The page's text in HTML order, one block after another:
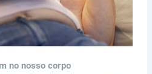
no nosso corpo